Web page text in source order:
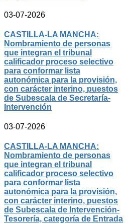
03-07-2026
CASTILLA-LA MANCHA:
Nombramiento de personas
que integran el tribunal
calificador proceso selectivo
para conformar lista
autonómica para la provisión,
con carácter interino, puestos
de Subescala de Secretaría-
Intervención
03-07-2026
CASTILLA-LA MANCHA:
Nombramiento de personas
que integran el tribunal
calificador proceso selectivo
para conformar lista
autonómica para la provisión,
con carácter interino, puestos
de Subescala de Intervención-
Tesorería, categoría de Entrada